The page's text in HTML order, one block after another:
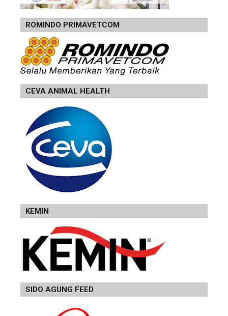
ROMINDO PRIMAVETCOM
CEVA ANIMAL HEALTH
KEMIN
SIDO AGUNG FEED